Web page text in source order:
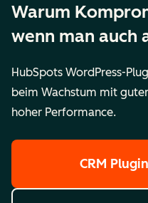
Warum
wenn man auch
HubSpots WordPress-
beim Wachstum mit
hoher Performance.
CRM